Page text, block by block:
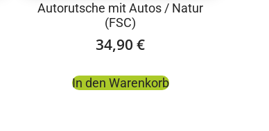
Autorutsche mit Autos / Natur
(FSC)
34,90 €
In den Warenkorb